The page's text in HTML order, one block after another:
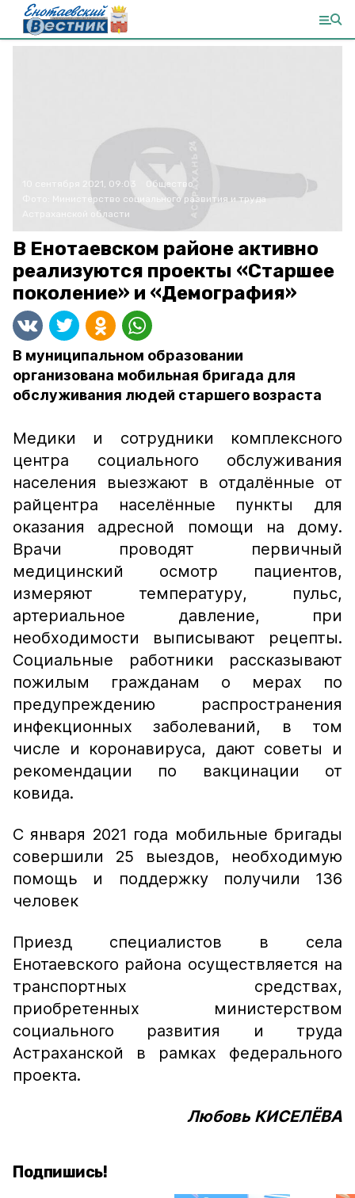
10 сентября 2021, 09:03
Общество
Министерство социального развития и труда
Астраханской области
В Енотаевском районе активно
реализуются проекты «Старшее
поколение» и «Демография»
В муниципальном образовании
организована мобильная бригада для
обслуживания людей старшего возраста
Медики и сотрудники комплексного
центра социального обслуживания
населения выезжают в отдалённые от
райцентра населённые пункты для
оказания адресной помощи на дому.
Врачи проводят первичный
медицинский осмотр пациентов,
измеряют температуру, пульс,
артериальное давление, при
необходимости выписывают рецепты.
Социальные работники рассказывают
пожилым гражданам о мерах по
предупреждению распространения
инфекционных заболеваний, в том
числе и коронавируса, дают советы и
рекомендации по вакцинации от
ковида.
С января 2021 года мобильные бригады
совершили 25 выездов, необходимую
помощь и поддержку получили 136
человек
Приезд специалистов в села
Енотаевского района осуществляется на
транспортных средствах,
приобретенных министерством
социального развития и труда
Астраханской в рамках федерального
проекта.
Любовь КИСЕЛЁВА
Подпишись!